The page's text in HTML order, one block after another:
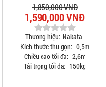
1,850,000 VNĐ
1,590,000 VNĐ
Thương hiệu: Nakata
Kích thước thu gọn: 0,5m
Chiều cao tối đa: 2,6m
Tải trọng tối đa: 150kg